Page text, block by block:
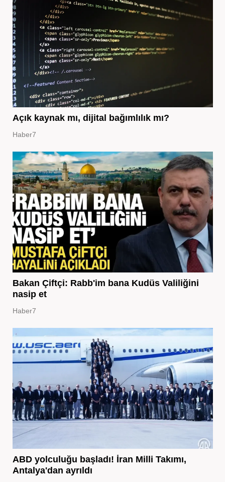
Açık kaynak mı, dijital bağımlılık mı?
Haber7
Bakan Çiftçi: Rabb'im bana Kudüs Valiliğini
nasip et
Haber7
ABD yolculuğu başladı! İran Milli Takımı,
Antalya'dan ayrıldı